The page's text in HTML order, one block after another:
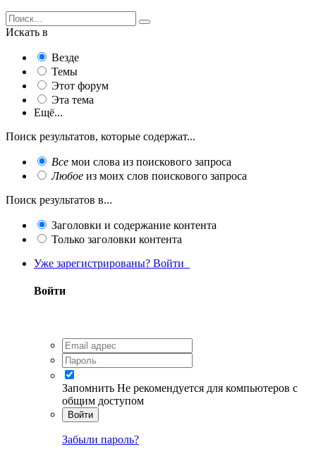
Искать в
Везде
Темы
Этот форум
Эта тема
Ещё...
Поиск результатов, которые содержат...
Все мои слова из поискового запроса
Любое из моих слов поискового запроса
Поиск результатов в...
Заголовки и содержание контента
Только заголовки контента
Уже зарегистрированы? Войти
Войти
Запомнить Не рекомендуется для компьютеров с
общим доступом
Войти
Забыли пароль?